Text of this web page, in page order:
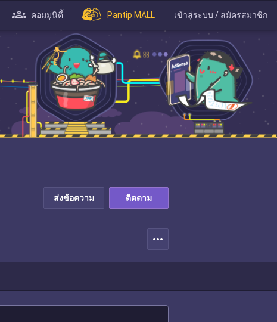
คอมมูนิตี้ Pantip MALL เข้าสู่ระบบ / สมัครสมาชิก
ส่งข้อความ ติดตาม
more_horiz